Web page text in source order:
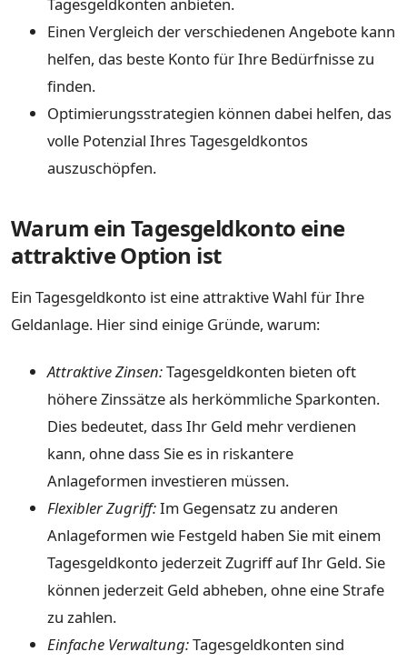
Einen Vergleich der verschiedenen Angebote kann
helfen, das beste Konto für Ihre Bedürfnisse zu
finden.
Optimierungsstrategien können dabei helfen, das
volle Potenzial Ihres Tagesgeldkontos
auszuschöpfen.
Warum ein Tagesgeldkonto eine
attraktive Option ist
Ein Tagesgeldkonto ist eine attraktive Wahl für Ihre
Geldanlage. Hier sind einige Gründe, warum:
Attraktive Zinsen:Tagesgeldkonten bieten oft
höhere Zinssätze als herkömmliche Sparkonten.
Dies bedeutet, dass Ihr Geld mehr verdienen
kann, ohne dass Sie es in riskantere
Anlageformen investieren müssen.
Flexibler Zugriff:Im Gegensatz zu anderen
Anlageformen wie Festgeld haben Sie mit einem
Tagesgeldkonto jederzeit Zugriff auf Ihr Geld. Sie
können jederzeit Geld abheben, ohne eine Strafe
zu zahlen.
Einfache Verwaltung:Tagesgeldkonten sind